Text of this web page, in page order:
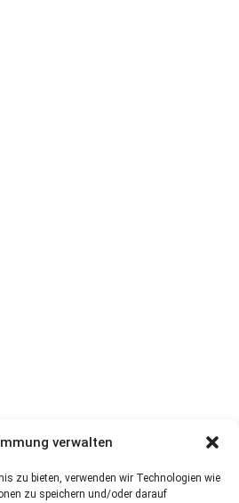
verwalten
zu bieten, verwenden wir Technologien wie
zu speichern und/oder darauf